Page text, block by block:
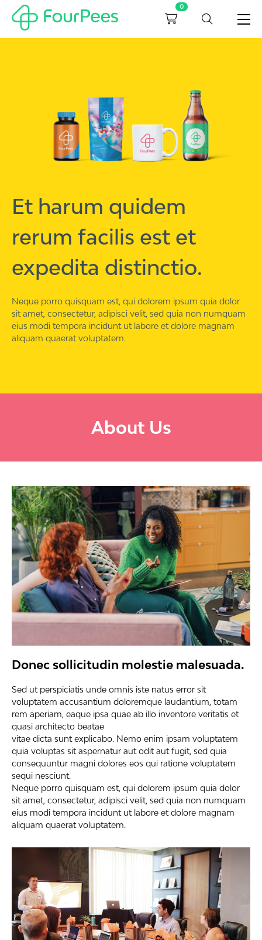
0
Et harum quidem
rerum facilis est et
expedita distinctio.
Neque porro quisquam est, qui dolorem ipsum quia dolor
sit amet, consectetur, adipisci velit, sed quia non numquam
eius modi tempora incidunt ut labore et dolore magnam
aliquam quaerat voluptatem.
About Us
Donec sollicitudin molestie malesuada.
Sed ut perspiciatis unde omnis iste natus error sit
voluptatem accusantium doloremque laudantium, totam
rem aperiam, eaque ipsa quae ab illo inventore veritatis et
quasi architecto beatae
vitae dicta sunt explicabo. Nemo enim ipsam voluptatem
quia voluptas sit aspernatur aut odit aut fugit, sed quia
consequuntur magni dolores eos qui ratione voluptatem
sequi nesciunt.
Neque porro quisquam est, qui dolorem ipsum quia dolor
sit amet, consectetur, adipisci velit, sed quia non numquam
eius modi tempora incidunt ut labore et dolore magnam
aliquam quaerat voluptatem.